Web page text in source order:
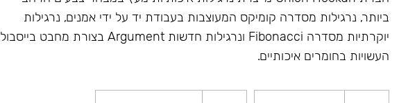
ביותר, נרגילות מסדרה קומיקס המעוצבות בעבודת יד על ידי אמנים, נרגילות
יוקרתיות מסדרה Fibonacci ונרגילות חדשות Argument בצורת מחבט בייסבול
העשויות בחומרים איכותיים.